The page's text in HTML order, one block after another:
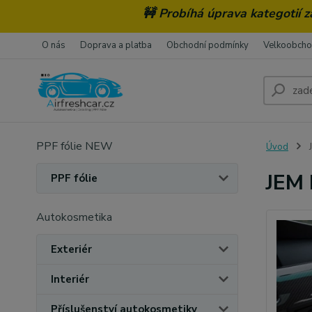
🚧 Probíhá úprava kategotií
O nás Doprava a platba Obchodní podmínky
PPF fólie NEW
PPF fólie
Autokosmetika
Exteriér
Interiér
Příslušenství autokosmetiky
Úvod